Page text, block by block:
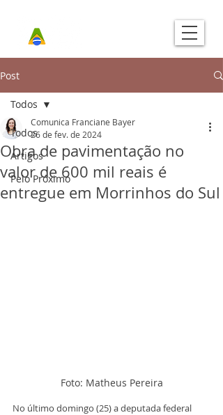
Post
Todos
Artigos
Pelo Próximo
Todos
Obra de pavimentação no
valor de 600 mil reais é
entregue em Morrinhos do Sul
Comunica Franciane Bayer
26 de fev. de 2024
Foto: Matheus Pereira
No último domingo (25) a deputada federal